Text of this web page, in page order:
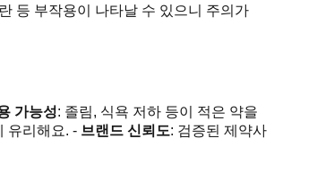
등 부작용이 나타날 수 있으니 주의가
가능성: 졸림, 식욕 저하 등이 적은 약을
유리해요. - 브랜드 신뢰도: 검증된 제약사